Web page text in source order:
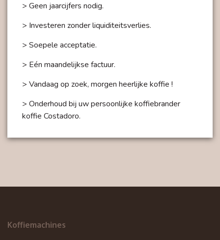
> Geen jaarcijfers nodig.
> Investeren zonder liquiditeitsverlies.
> Soepele acceptatie.
> Eén maandelijkse factuur.
> Vandaag op zoek, morgen heerlijke koffie !
> Onderhoud bij uw persoonlijke koffiebrander
koffie Costadoro.
Koffiemachines